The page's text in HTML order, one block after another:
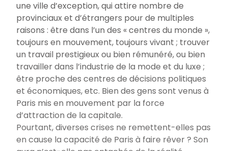
une ville d’exception, qui attire nombre de
provinciaux et d’étrangers pour de multiples
raisons : être dans l’un des «centres du monde »,
toujours en mouvement, toujours vivant ; trouver
un travail prestigieux ou bien rémunéré, ou bien
travailler dans l’industrie de la mode et du luxe ;
être proche des centres de décisions politiques
et économiques, etc. Bien des gens sont venus à
Paris mis en mouvement par la force
d’attraction de la capitale.
Pourtant, diverses crises ne remettent-elles pas
en cause la capacité de Paris à faire rêver? Son